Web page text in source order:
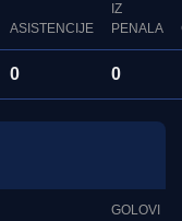
ASISTENCIJE
IZ
PENALA
0 0
GOLOVI